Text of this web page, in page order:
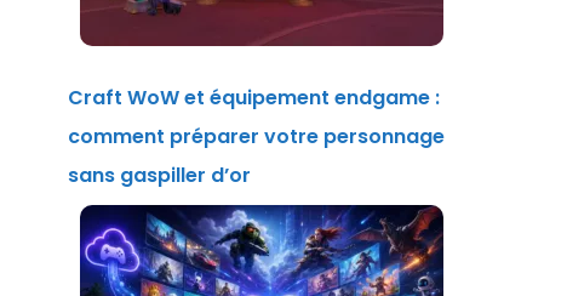
Craft WoW et équipement endgame :
comment préparer votre personnage
sans gaspiller d’or